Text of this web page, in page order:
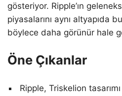
gösteriyor. Ripple’ın
piyasalarını aynı altyapıda
böylece daha görünür hale
Öne Çıkanlar
Ripple, Triskelion